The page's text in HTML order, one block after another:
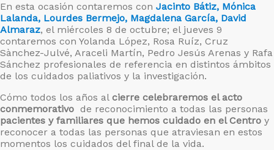
En esta ocasión contaremos con Jacinto Bátiz, Mónica
Lalanda, Lourdes Bermejo, Magdalena García, David
Almaraz, el miércoles 8 de octubre; el jueves 9
contaremos con Yolanda López, Rosa Ruíz, Cruz
Sànchez-Julvé, Araceli Martín, Pedro Jesús Arenas y Rafa
Sánchez profesionales de referencia en distintos ámbitos
de los cuidados paliativos y la investigación.
Cómo todos los años al cierre celebraremos el acto
conmemorativo de reconocimiento a todas las personas
pacientes y familiares que hemos cuidado en el Centro y
reconocer a todas las personas que atraviesan en estos
momentos los cuidados del final de la vida.